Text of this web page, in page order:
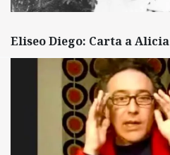
Eliseo Diego: Carta a Alicia